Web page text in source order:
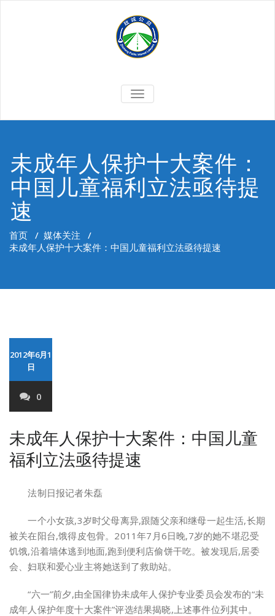
切
换
未成年人保护十大案件：
中国儿童福利立法亟待提
速
首页 / 媒体关注 /
未成年人保护十大案件：中国儿童福利立法亟待提速
2012年6月1
日
0
未成年人保护十大案件：中国儿童
福利立法亟待提速
法制日报记者朱磊
一个小女孩,3岁时父母离异,跟随父亲和继母一起生活,长期
被关在阳台,饿得皮包骨。2011年7月6日晚,7岁的她不堪忍受
饥饿,沿着墙体逃到地面,跑到便利店偷饼干吃。被发现后,居委
会、妇联和爱心业主将她送到了救助站。
“六一”前夕,由全国律协未成年人保护专业委员会发布的“未
成年人保护年度十大案件”评选结果揭晓,上述事件位列其中。